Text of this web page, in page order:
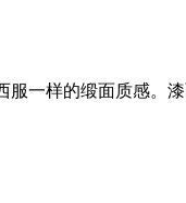
一样的缎面质感。